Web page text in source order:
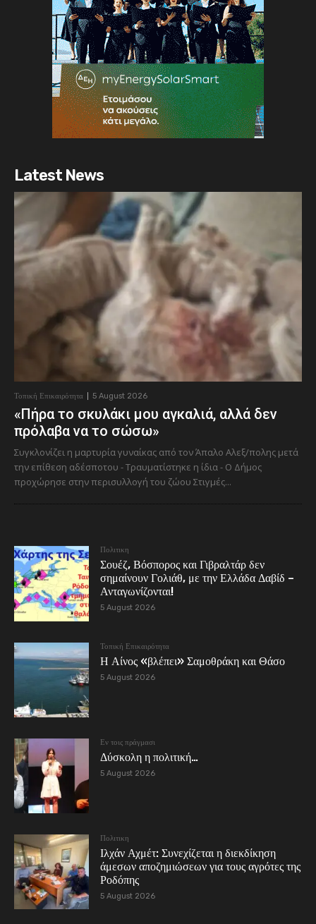
Latest News
Τοπική Επικαιρότητα 5 August 2026
«Πήρα το σκυλάκι μου αγκαλιά, αλλά δεν
πρόλαβα να το σώσω»
Συγκλονίζει η μαρτυρία γυναίκας από τον Άπαλο Αλεξ/πολης μετά
την επίθεση αδέσποτου - Τραυματίστηκε η ίδια - Ο Δήμος
προχώρησε στην περισυλλογή του ζώου Στιγμές...
Πολιτικη
Σουέζ, Βόσπορος και Γιβραλτάρ δεν
σημαίνουν Γολιάθ, με την Ελλάδα Δαβίδ –
Ανταγωνίζονται!
5 August 2026
Τοπική Επικαιρότητα
Η Αίνος «βλέπει» Σαμοθράκη και Θάσο
5 August 2026
Εν τοις πράγμασι
Δύσκολη η πολιτική…
5 August 2026
Πολιτικη
Ιλχάν Αχμέτ: Συνεχίζεται η διεκδίκηση
άμεσων αποζημιώσεων για τους αγρότες της
Ροδόπης
5 August 2026